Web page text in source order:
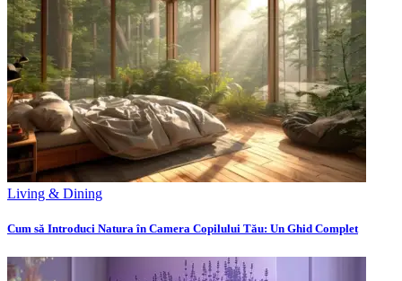
Living & Dining
Cum să Introduci Natura în Camera Copilului Tău: Un Ghid Complet